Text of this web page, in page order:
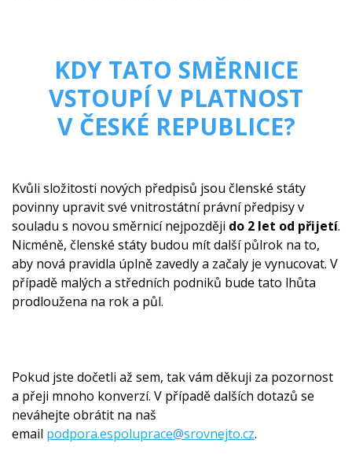
KDY TATO SMĚRNICE
VSTOUPÍ V PLATNOST
V ČESKÉ REPUBLICE?
Kvůli složitosti nových předpisů jsou členské státy
povinny upravit své vnitrostátní právní předpisy v
souladu s novou směrnicí nejpozději do 2 let od přijetí.
Nicméně, členské státy budou mít další půlrok na to,
aby nová pravidla úplně zavedly a začaly je vynucovat. V
případě malých a středních podniků bude tato lhůta
prodloužena na rok a půl.
Pokud jste dočetli až sem, tak vám děkuji za pozornost
a přeji mnoho konverzí. V případě dalších dotazů se
neváhejte obrátit na naš
email podpora.espoluprace@srovnejto.cz.